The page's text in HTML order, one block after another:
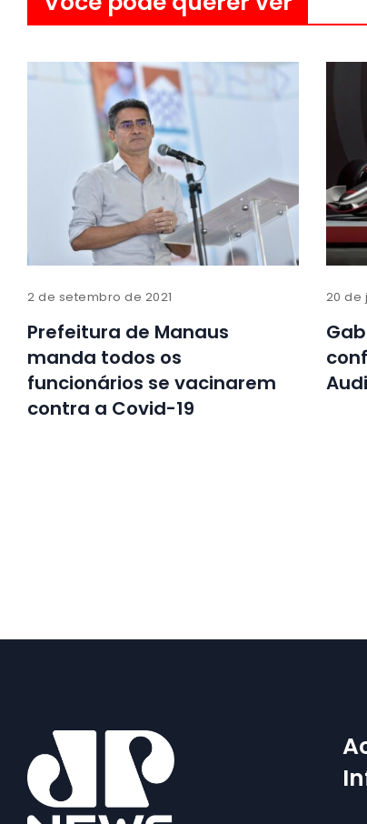
2 de setembro de 2021
Prefeitura de Manaus
manda todos os
funcionários se vacinarem
contra a Covid-19
20 de